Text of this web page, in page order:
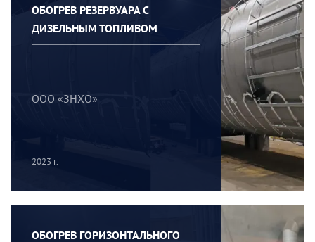
ОБОГРЕВ РЕЗЕРВУАРА С
ДИЗЕЛЬНЫМ ТОПЛИВОМ
ООО «ЗНХО»
2023 г.
ОБОГРЕВ ГОРИЗОНТАЛЬНОГО